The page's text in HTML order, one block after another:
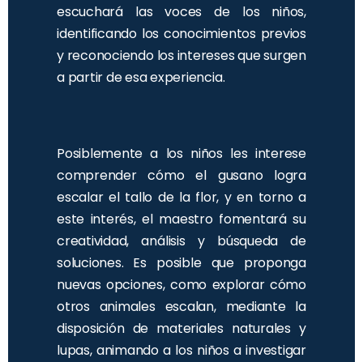
escuchará las voces de los niños,
identificando los conocimientos previos
y reconociendo los intereses que surgen
a partir de esa experiencia.
Posiblemente a los niños les interese
comprender cómo el gusano logra
escalar el tallo de la flor, y en torno a
este interés, el maestro fomentará su
creatividad, análisis y búsqueda de
soluciones. Es posible que proponga
nuevas opciones, como explorar cómo
otros animales escalan, mediante la
disposición de materiales naturales y
lupas, animando a los niños a investigar